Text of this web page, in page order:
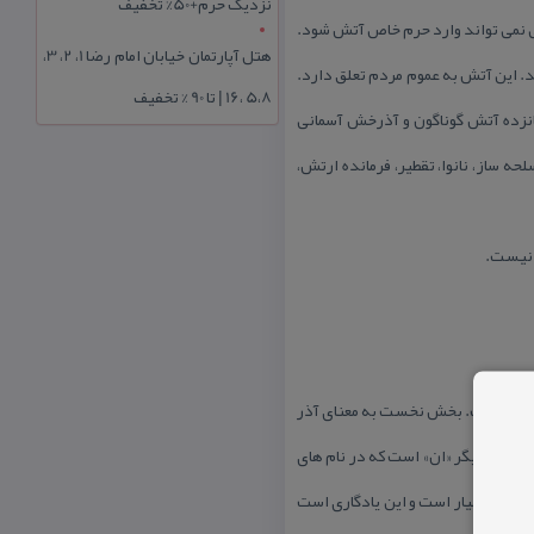
نمی تواند وارد حرم خاص آتش شود.
این آتش به عموم مردم تعلق دارد.
آتش گوناگون و آذرخش آسمانی
ساز، نانوا، تقطیر، فرمانده ارتش،
«ان» است. بخش نخست به معنای آذر
پاره دیگر «ان» است كه در نام های
آن بسیار است و این یادگاری است
هتل آپارتمان خیابان امام رضا 1، 2، 3،
5،8 ،16 | تا 90 % تخفیف